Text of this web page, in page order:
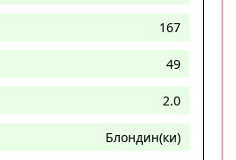
167
49
2.0
Блондин(ки)